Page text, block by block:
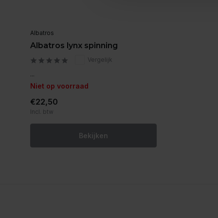
Albatros
Albatros lynx spinning
Vergelijk
...
Niet op voorraad
€22,50
Incl. btw
Bekijken